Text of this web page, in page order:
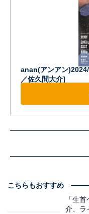
anan(アンアン
／佐久間大介]
こちらもおすすめ
「生
介、ラ